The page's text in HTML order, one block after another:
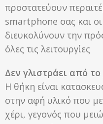
προστατεύουν
smartphone σας και
διευκολύνουν την
όλες τις λειτουργίες
Δεν γλιστράει από το
Η θήκη είναι
στην αφή υλικό που
χέρι, γεγονός που